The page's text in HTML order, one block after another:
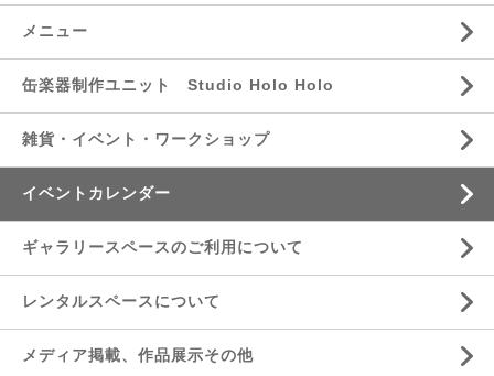
メニュー
缶楽器制作ユニット Studio Holo Holo
雑貨・イベント・ワークショップ
イベントカレンダー
ギャラリースペースのご利用について
レンタルスペースについて
メディア掲載、作品展示その他